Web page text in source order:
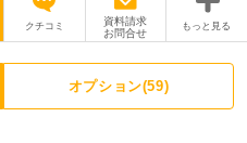
クチコミ
資料請求
お問合せ
もっと見る
フォトグラファー
ムービー
オプション(59)